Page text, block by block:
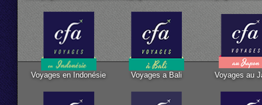
Voyages en Indonésie Voyages a Bali Voyages au